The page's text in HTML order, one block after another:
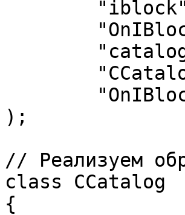
);
// Реализуем
class CCatalog
{